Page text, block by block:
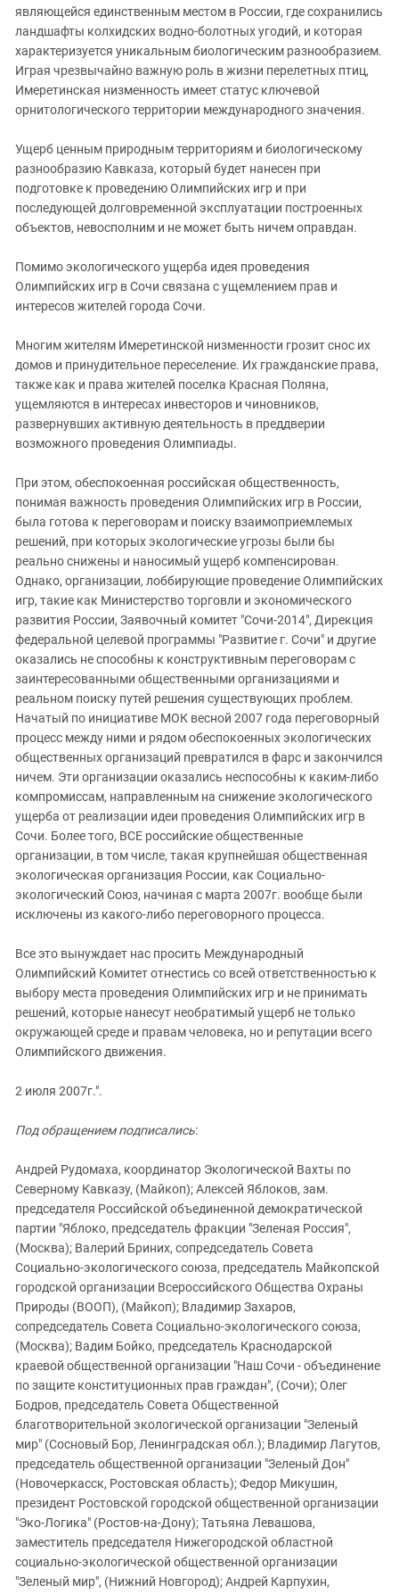
являющейся единственным местом в России, где сохранились
ландшафты колхидских водно-болотных угодий, и которая
характеризуется уникальным биологическим разнообразием.
Играя чрезвычайно важную роль в жизни перелетных птиц,
Имеретинская низменность имеет статус ключевой
орнитологического территории международного значения.
Ущерб ценным природным территориям и биологическому
разнообразию Кавказа, который будет нанесен при
подготовке к проведению Олимпийских игр и при
последующей долговременной эксплуатации построенных
объектов, невосполним и не может быть ничем оправдан.
Помимо экологического ущерба идея проведения
Олимпийских игр в Сочи связана с ущемлением прав и
интересов жителей города Сочи.
Многим жителям Имеретинской низменности грозит снос их
домов и принудительное переселение. Их гражданские права,
также как и права жителей поселка Красная Поляна,
ущемляются в интересах инвесторов и чиновников,
развернувших активную деятельность в преддверии
возможного проведения Олимпиады.
При этом, обеспокоенная российская общественность,
понимая важность проведения Олимпийских игр в России,
была готова к переговорам и поиску взаимоприемлемых
решений, при которых экологические угрозы были бы
реально снижены и наносимый ущерб компенсирован.
Однако, организации, лоббирующие проведение Олимпийских
игр, такие как Министерство торговли и экономического
развития России, Заявочный комитет "Сочи-2014", Дирекция
федеральной целевой программы "Развитие г. Сочи" и другие
оказались не способны к конструктивным переговорам с
заинтересованными общественными организациями и
реальном поиску путей решения существующих проблем.
Начатый по инициативе МОК весной 2007 года переговорный
процесс между ними и рядом обеспокоенных экологических
общественных организаций превратился в фарс и закончился
ничем. Эти организации оказались неспособны к каким-либо
компромиссам, направленным на снижение экологического
ущерба от реализации идеи проведения Олимпийских игр в
Сочи. Более того, ВСЕ российские общественные
организации, в том числе, такая крупнейшая общественная
экологическая организация России, как Социально-
экологический Союз, начиная с марта 2007г. вообще были
исключены из какого-либо переговорного процесса.
Все это вынуждает нас просить Международный
Олимпийский Комитет отнестись со всей ответственностью к
выбору места проведения Олимпийских игр и не принимать
решений, которые нанесут необратимый ущерб не только
окружающей среде и правам человека, но и репутации всего
Олимпийского движения.
2 июля 2007г.".
Под обращением подписались:
Андрей Рудомаха, координатор Экологической Вахты по
Северному Кавказу, (Майкоп); Алексей Яблоков, зам.
председателя Российской объединенной демократической
партии "Яблоко, председатель фракции "Зеленая Россия",
(Москва); Валерий Бриних, сопредседатель Совета
Социально-экологического союза, председатель Майкопской
городской организации Всероссийского Общества Охраны
Природы (ВООП), (Майкоп); Владимир Захаров,
сопредседатель Совета Социально-экологического союза,
(Москва); Вадим Бойко, председатель Краснодарской
краевой общественной организации "Наш Сочи - объединение
по защите конституционных прав граждан", (Сочи); Олег
Бодров, председатель Совета Общественной
благотворительной экологической организации "Зеленый
мир" (Сосновый Бор, Ленинградская обл.); Владимир Лагутов,
председатель общественной организации "Зеленый Дон"
(Новочеркасск, Ростовская область); Федор Микушин,
президент Ростовской городской общественной организации
"Эко-Логика" (Ростов-на-Дону); Татьяна Левашова,
заместитель председателя Нижегородской областной
социально-экологической общественной организации
"Зеленый мир", (Нижний Новгород); Андрей Карпухин,